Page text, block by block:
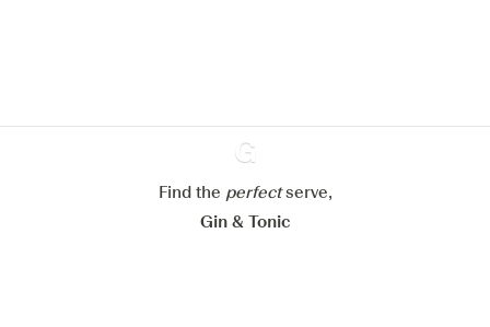
Ginventory
Find the perfectserve,
Gin & Tonic